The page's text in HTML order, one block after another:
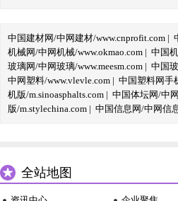
中国建材网/中网建材/www.cnprofit.com |
机械网/中网机械/www.okmao.com | 中国
玻璃网/中网玻璃/www.meesm.com | 中国
中网塑料/www.vlevle.com | 中国塑料网手
机版/m.sinoasphalts.com | 中国体坛网/中
版/m.stylechina.com | 中国信息网/中网信
全站地图